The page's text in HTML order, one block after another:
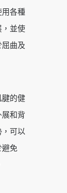
用各種
，並使
曲及
腱的健
和背
可以
避免